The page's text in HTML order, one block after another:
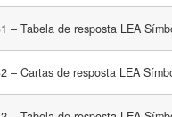
– Tabela de resposta LEA
– Cartas de resposta LEA